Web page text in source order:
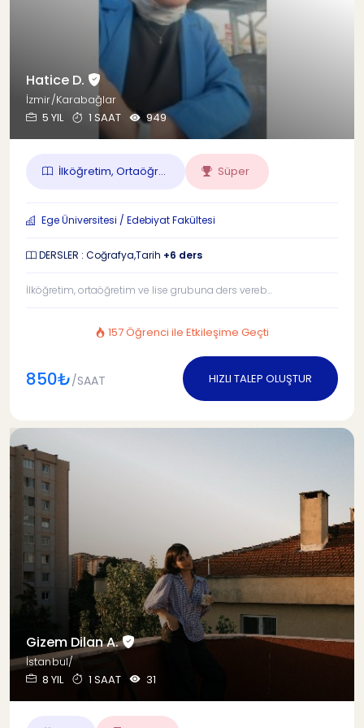
Hatice D.
İzmir/Karabağlar
5 YIL
1 SAAT 949
İlköğretim, Ortaöğr... Süper
Ege Üniversitesi / Edebiyat Fakültesi
DERSLER : Coğrafya,Tarih +6 ders
İlköğretim, ortaöğretim ve lise grubuna ders vereb...
157 Öğrenci ile Etkileşime Geçti
850₺/SAAT HIZLI TALEP OLUŞTUR
Gizem Dilan A.
İstanbul/
8 YIL
1 SAAT 31